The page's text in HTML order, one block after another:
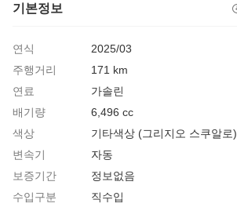
기본정보
연식
2025/03
주행거리
171 km
연료
가솔린
배기량
6,496 cc
색상
기타색상 (그리지오 스쿠알로)
변속기
자동
보증기간
정보없음
수입구분
직수입